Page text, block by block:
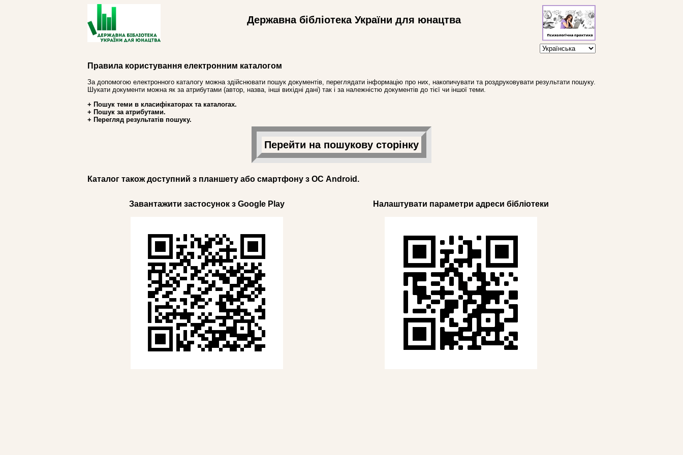
Державна бібліотека України для юнацтва
Правила користування електронним каталогом
За допомогою електронного каталогу можна здійснювати пошук документів, переглядати інформацію про них, накопичувати та роздруковувати результати пошуку.
Шукати документи можна як за атрибутами (автор, назва, інші вихідні дані) так і за належністю документів до тієї чи іншої теми.
+ Пошук теми в класифікаторах та каталогах.
+ Пошук за атрибутами.
+ Перегляд результатів пошуку.
Перейти на пошукову сторінку
Каталог також доступний з планшету або смартфону з ОС Android.
Завантажити застосунок з Google Play Налаштувати параметри адреси бібліотеки